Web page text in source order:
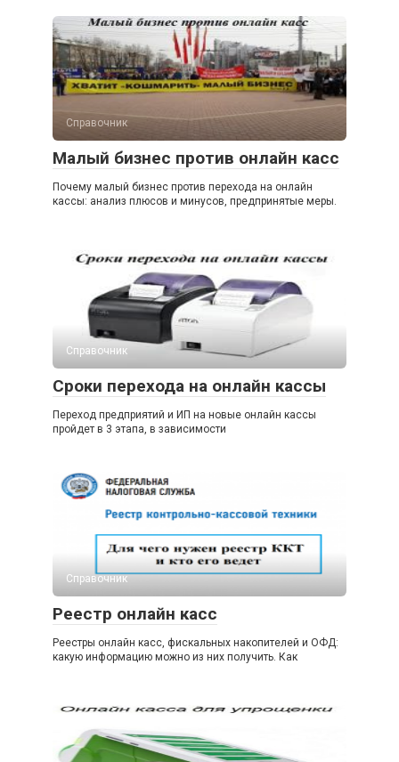
Справочник
Малый бизнес против онлайн касс
Почему малый бизнес против перехода на онлайн
кассы: анализ плюсов и минусов, предпринятые меры.
Справочник
Сроки перехода на онлайн кассы
Переход предприятий и ИП на новые онлайн кассы
пройдет в 3 этапа, в зависимости
Справочник
Реестр онлайн касс
Реестры онлайн касс, фискальных накопителей и ОФД:
какую информацию можно из них получить. Как